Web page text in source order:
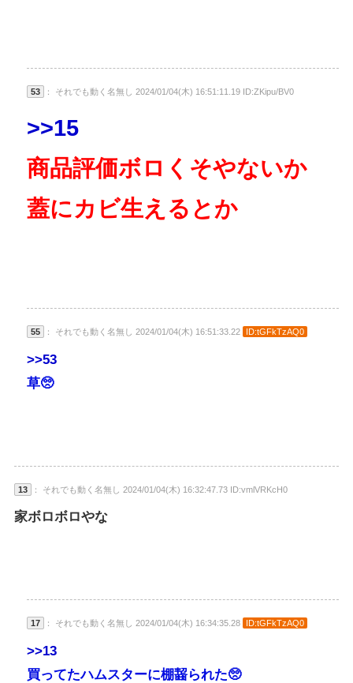
53 ： それでも動く名無し 2024/01/04(木) 16:51:11.19 ID:ZKipu/BV0
>>15
商品評価ボロくそやないか
蓋にカビ生えるとか
55 ： それでも動く名無し 2024/01/04(木) 16:51:33.22 ID:tGFkTzAQ0
>>53
草🥺
13 ： それでも動く名無し 2024/01/04(木) 16:32:47.73 ID:vmlVRKcH0
家ボロボロやな
17 ： それでも動く名無し 2024/01/04(木) 16:34:35.28 ID:tGFkTzAQ0
>>13
買ってたハムスターに棚齧られた🥺